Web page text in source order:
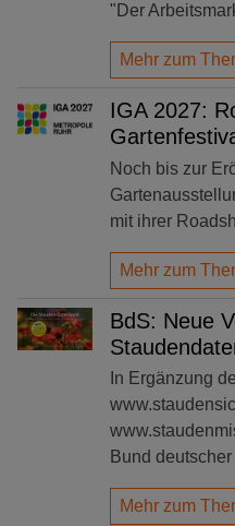
"Der
Mehr zum
IGA 2027:
Noch bis zur
mit ihrer
Mehr zum
BdS: Neue
In Ergänzung
Bund
Mehr zum